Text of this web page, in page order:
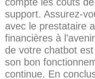
support. Assurez-
avec le prestataire
financières à
de votre chatbot
son bon
continue. En